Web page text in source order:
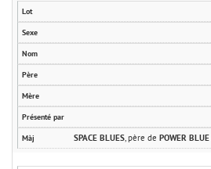
SPACE BLUES , père dePOWER BLUE